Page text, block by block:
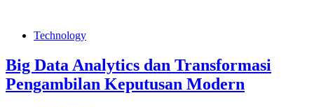
Technology
Big Data Analytics dan Transformasi
Pengambilan Keputusan Modern